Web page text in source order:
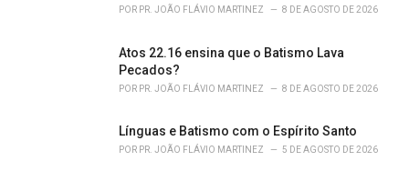
POR PR. JOÃO FLÁVIO MARTINEZ 8 DE AGOSTO DE 2026
Atos 22.16 ensina que o Batismo Lava
Pecados?
POR PR. JOÃO FLÁVIO MARTINEZ 8 DE AGOSTO DE 2026
Línguas e Batismo com o Espírito Santo
POR PR. JOÃO FLÁVIO MARTINEZ 5 DE AGOSTO DE 2026